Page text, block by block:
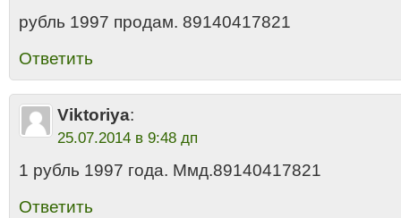
рубль 1997 продам. 89140417821
Ответить
Viktoriya:
25.07.2014 в 9:48 дп
1 рубль 1997 года. Ммд.89140417821
Ответить